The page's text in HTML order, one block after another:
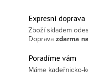
Expresní doprava
Zboží skladem
Doprava zdarma
Poradíme vám
Máme kadeřnicko-